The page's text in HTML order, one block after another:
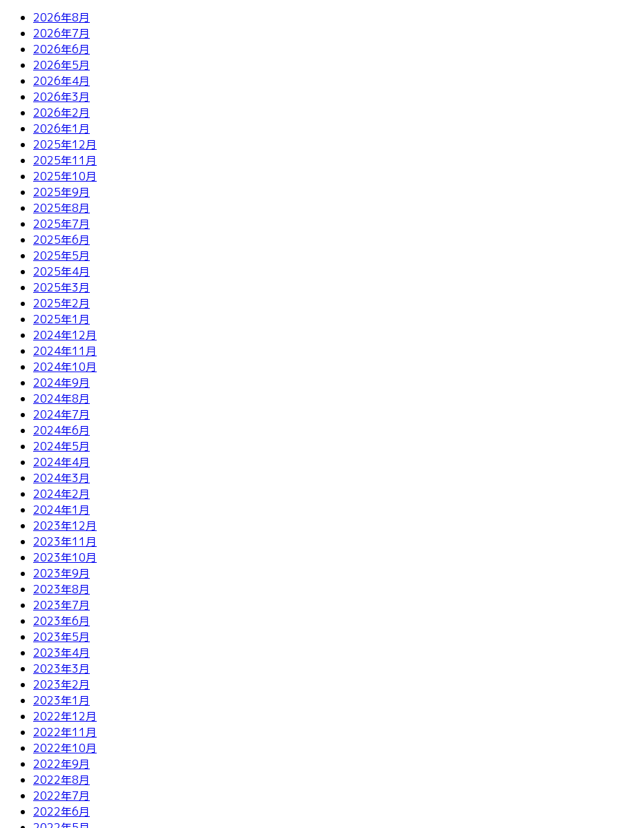
2026年8月
2026年7月
2026年6月
2026年5月
2026年4月
2026年3月
2026年2月
2026年1月
2025年12月
2025年11月
2025年10月
2025年9月
2025年8月
2025年7月
2025年6月
2025年5月
2025年4月
2025年3月
2025年2月
2025年1月
2024年12月
2024年11月
2024年10月
2024年9月
2024年8月
2024年7月
2024年6月
2024年5月
2024年4月
2024年3月
2024年2月
2024年1月
2023年12月
2023年11月
2023年10月
2023年9月
2023年8月
2023年7月
2023年6月
2023年5月
2023年4月
2023年3月
2023年2月
2023年1月
2022年12月
2022年11月
2022年10月
2022年9月
2022年8月
2022年7月
2022年6月